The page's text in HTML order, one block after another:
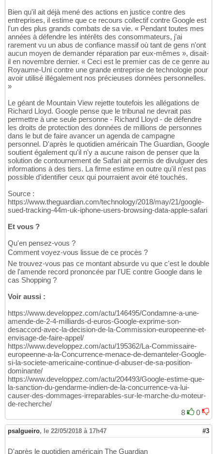
Bien qu'il ait déjà mené des actions en justice contre des
entreprises, il estime que ce recours collectif contre Google est
l'un des plus grands combats de sa vie. « Pendant toutes mes
années à défendre les intérêts des consommateurs, j'ai
rarement vu un abus de confiance massif où tant de gens n'ont
aucun moyen de demander réparation par eux-mêmes », disait-
il en novembre dernier. « Ceci est le premier cas de ce genre au
Royaume-Uni contre une grande entreprise de technologie pour
avoir utilisé illégalement nos précieuses données personnelles.
»
Le géant de Mountain View rejette toutefois les allégations de
Richard Lloyd. Google pense que le tribunal ne devrait pas
permettre à une seule personne - Richard Lloyd - de défendre
les droits de protection des données de millions de personnes
dans le but de faire avancer un agenda de campagne
personnel. D'après le quotidien américain The Guardian, Google
soutient également qu'il n'y a aucune raison de penser que la
solution de contournement de Safari ait permis de divulguer des
informations à des tiers. La firme estime en outre qu'il n'est pas
possible d'identifier ceux qui pourraient avoir été touchés.
Source :
https://www.theguardian.com/technology/2018/may/21/google-
sued-tracking-44m-uk-iphone-users-browsing-data-apple-safari
Et vous ?
Qu'en pensez-vous ?
Comment voyez-vous lissue de ce procès ?
Ne trouvez-vous pas ce montant absurde vu que c'est le double
de l'amende record prononcée par l'UE contre Google dans le
cas Shopping ?
Voir aussi :
https://www.developpez.com/actu/146495/Condamne-a-une-
amende-de-2-4-milliards-d-euros-Google-exprime-son-
desaccord-avec-la-decision-de-la-Commission-europeenne-et-
envisage-de-faire-appel/
https://www.developpez.com/actu/195362/La-Commissaire-
europeenne-a-la-Concurrence-menace-de-demanteler-Google-
si-la-societe-americaine-continue-d-abuser-de-sa-position-
dominante/
https://www.developpez.com/actu/204493/Google-estime-que-
la-sanction-du-gendarme-indien-de-la-concurrence-va-lui-
causer-des-dommages-irreparables-sur-le-marche-du-moteur-
de-recherche/
8
0
psalgueiro, le 22/05/2018 à 17h47 #3
D'après le quotidien américain The Guardian